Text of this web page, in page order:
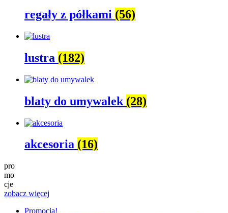
regały z półkami (56)
lustra (182)
blaty do umywalek (28)
akcesoria (16)
pro
mo
cje
zobacz więcej
Promocja!